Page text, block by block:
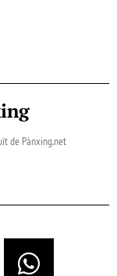
de Pànxing.net​